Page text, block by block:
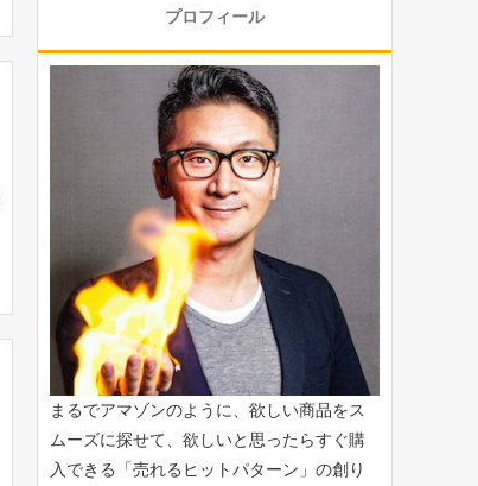
プロフィール
まるでアマゾンのように、欲しい商品をス
ムーズに探せて、欲しいと思ったらすぐ購
入できる「売れるヒットパターン 」の創り